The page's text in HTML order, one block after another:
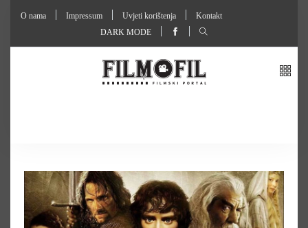
O nama Impressum Uvjeti korištenja
Kontakt
DARK MODE